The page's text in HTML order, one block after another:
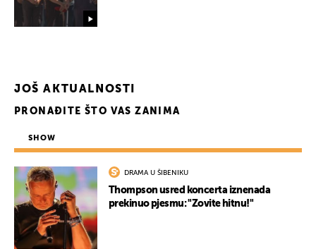
JOŠ AKTUALNOSTI
PRONAĐITE ŠTO VAS ZANIMA
SHOW
DRAMA U ŠIBENIKU
Thompson usred koncerta iznenada
prekinuo pjesmu: "Zovite hitnu!"